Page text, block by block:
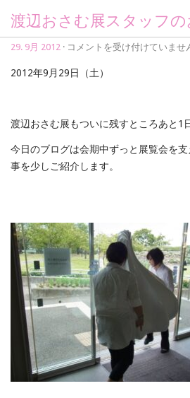
渡辺おさむ展スタッフの
29. 9月 2012 · 渡
お
ス
ッ
フ
の
は
コメントを受け付けていませ
2012年9月29日（土）
渡辺おさむ展もついに残すところあと1
今日のブログは会期中ずっと展覧会を
事を少しご紹介します。